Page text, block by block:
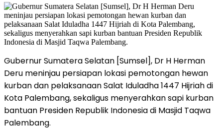
Gubernur Sumatera Selatan [Sumsel], Dr H Herman
Deru meninjau persiapan lokasi pemotongan hewan
kurban dan pelaksanaan Salat Iduladha 1447 Hijriah di
Kota Palembang, sekaligus menyerahkan sapi kurban
bantuan Presiden Republik Indonesia di Masjid Taqwa
Palembang.